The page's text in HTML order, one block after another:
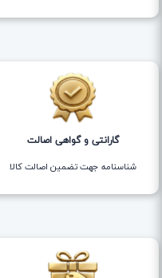
گارانتی و گواهی اصالت
شناسنامه جهت تضمین اصالت کالا